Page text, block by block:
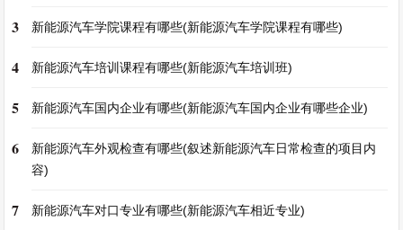
3 新能源汽车学院课程有哪些(新能源汽车学院课程有哪些)
4 新能源汽车培训课程有哪些(新能源汽车培训班)
5 新能源汽车国内企业有哪些(新能源汽车国内企业有哪些企业)
6
新能源汽车外观检查有哪些(叙述新能源汽车日常检查的项目内
容)
7 新能源汽车对口专业有哪些(新能源汽车相近专业)